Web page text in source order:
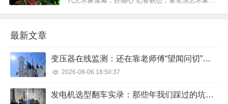
最新文章
变压器在线监测：还在靠老师傅“望闻问切”？该醒醒了
2026-08-06 18:50:37
发电机选型翻车实录：那些年我们踩过的坑，你别再踩了